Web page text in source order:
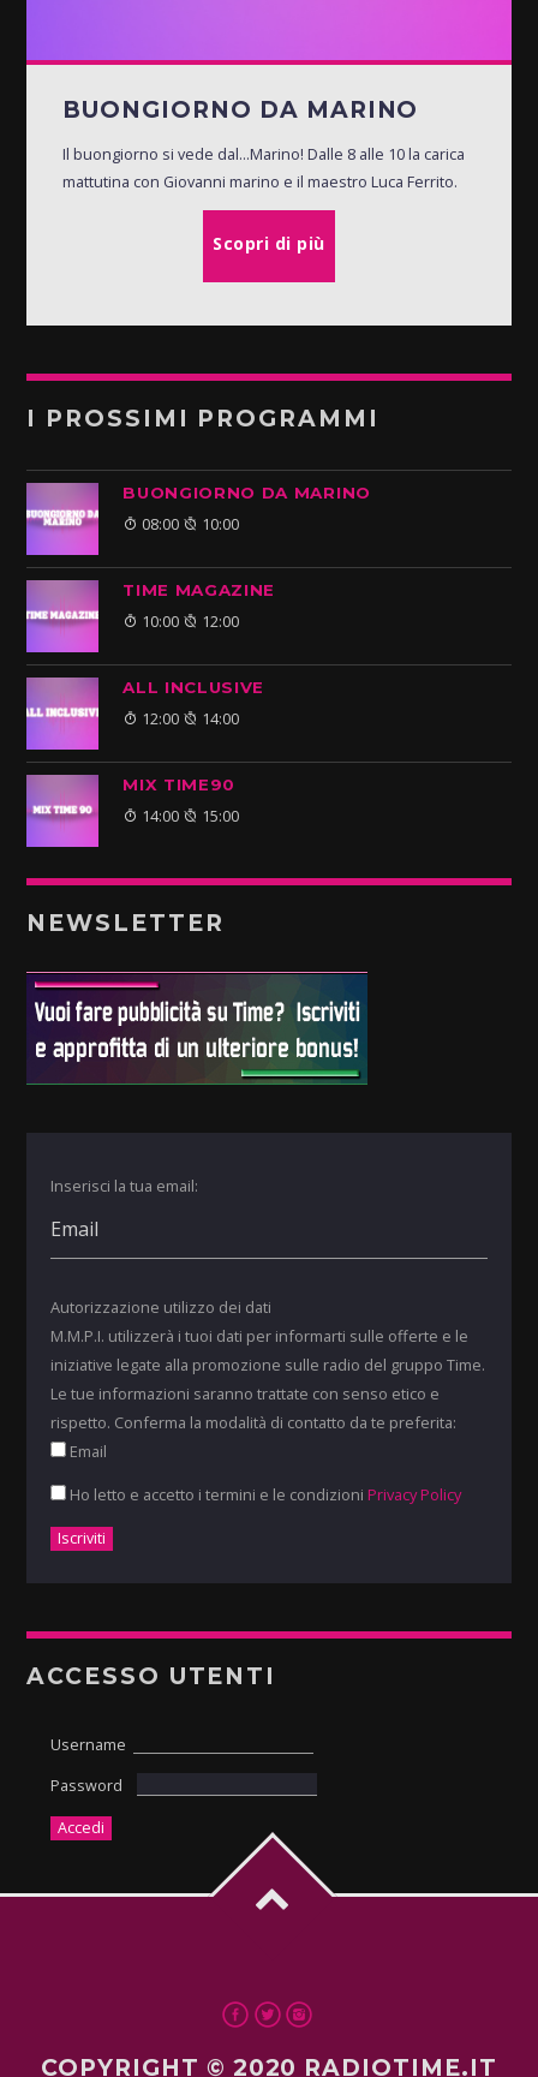
BUONGIORNO DA MARINO
Il buongiorno si vede dal...Marino! Dalle 8 alle 10 la carica
mattutina con Giovanni marino e il maestro Luca Ferrito.
Scopri di più
I PROSSIMI PROGRAMMI
BUONGIORNO DA MARINO
08:00 10:00
TIME MAGAZINE
10:00 12:00
ALL INCLUSIVE
12:00 14:00
MIX TIME90
14:00 15:00
NEWSLETTER
Inserisci la tua email:
Autorizzazione utilizzo dei dati
M.M.P.I. utilizzerà i tuoi dati per informarti sulle offerte e le
iniziative legate alla promozione sulle radio del gruppo Time.
Le tue informazioni saranno trattate con senso etico e
rispetto. Conferma la modalità di contatto da te preferita:
Email
Ho letto e accetto i termini e le condizioni Privacy Policy
ACCESSO UTENTI
Username
Password
COPYRIGHT © 2020 RADIOTIME.IT